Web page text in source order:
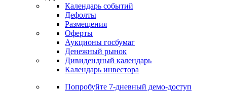
Откройте глобальную базу данных
Получить доступ
Календарь
Календарь событий
Дефолты
Размещения
Оферты
Денежный рынок